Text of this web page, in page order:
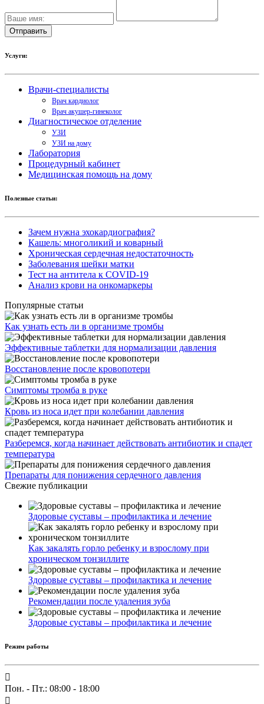
Услуги:
Врачи-специалисты
Врач кардиолог
Врач акушер-гинеколог
Диагностическое отделение
УЗИ
УЗИ на дому
Лаборатория
Процедурный кабинет
Медицинская помощь на дому
Полезные статьи:
Зачем нужна эхокардиография?
Кашель: многоликий и коварный
Хроническая сердечная недостаточность
Заболевания шейки матки
Тест на антитела к COVID-19
Анализ крови на онкомаркеры
Популярные статьи
Как узнать есть ли в организме тромбы
Эффективные таблетки для нормализации давления
Восстановление после кровопотери
Симптомы тромба в руке
Кровь из носа идет при колебании давления
Разберемся, когда начинает действовать антибиотик и спадет
температура
Препараты для понижения сердечного давления
Свежие публикации
Здоровые суставы – профилактика и лечение
Как закалять горло ребенку и взрослому при
хроническом тонзиллите
Здоровые суставы – профилактика и лечение
Рекомендации после удаления зуба
Здоровые суставы – профилактика и лечение
Режим работы
Пон. - Пт.: 08:00 - 18:00